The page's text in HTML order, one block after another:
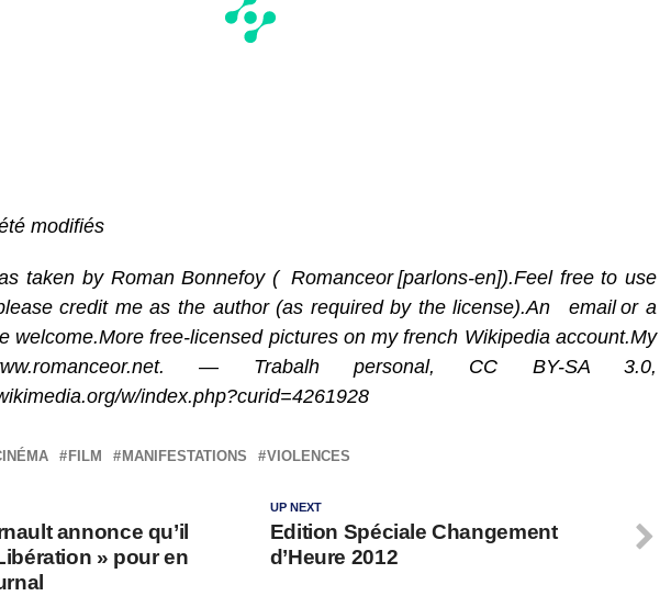
modifiés
taken by Roman Bonnefoy ( Romanceor [parlons-en]).Feel free to use
credit me as the author (as required by the license).An email or a
welcome.More free-licensed pictures on my french Wikipedia account.My
— Trabalh personal, CC BY-SA 3.0,
w/index.php?curid=4261928
FILM MANIFESTATIONS VIOLENCES
UP NEXT
Edition Spéciale Changement
d’Heure 2012
annonce qu’il
» pour en